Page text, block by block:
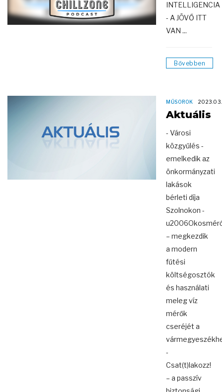
INTELLIGENCIA
- A JÖVŐ ITT
VAN ...
Bővebben
MŰSOROK
Aktuális
- Városi
közgyűlés -
emelkedik az
önkormányzati
lakások
bérleti díja
Szolnokon -
– megkezdik
a modern
fűtési
költségosztók
és használati
meleg víz
mérők
cseréjét a
-
Csat(t)lakozz!
– a passzív